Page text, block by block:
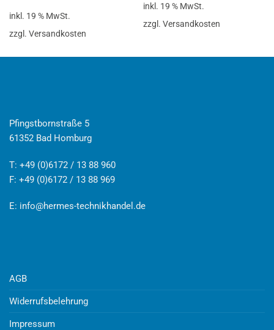
inkl. 19 % MwSt.
zzgl. Versandkosten
inkl. 19 % MwSt.
zzgl. Versandkosten
Pfingstbornstraße 5
61352 Bad Homburg
T: +49 (0)6172 / 13 88 960
F: +49 (0)6172 / 13 88 969
E: info@hermes-technikhandel.de
AGB
Widerrufsbelehrung
Impressum